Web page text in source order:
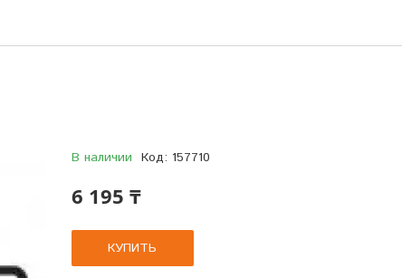
В наличии Код: 157710
6 195 ₸
КУПИТЬ